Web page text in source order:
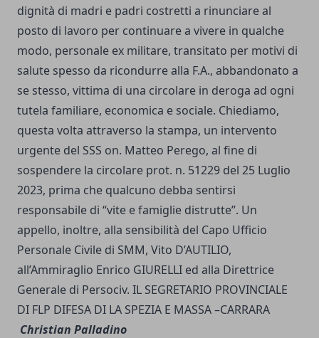
dignità di madri e padri costretti a rinunciare al
posto di lavoro per continuare a vivere in qualche
modo, personale ex militare, transitato per motivi di
salute spesso da ricondurre alla F.A., abbandonato a
se stesso, vittima di una circolare in deroga ad ogni
tutela familiare, economica e sociale. Chiediamo,
questa volta attraverso la stampa, un intervento
urgente del SSS on. Matteo Perego, al fine di
sospendere la circolare prot. n. 51229 del 25 Luglio
2023, prima che qualcuno debba sentirsi
responsabile di “vite e famiglie distrutte”. Un
appello, inoltre, alla sensibilità del Capo Ufficio
Personale Civile di SMM, Vito D’AUTILIO,
all’Ammiraglio Enrico GIURELLI ed alla Direttrice
Generale di Persociv. IL SEGRETARIO PROVINCIALE
DI FLP DIFESA DI LA SPEZIA E MASSA –CARRARA
Christian Palladino